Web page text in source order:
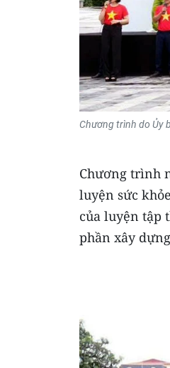
Chương trình do Ủy
Chương trình
luyện sức
của luyện tập
phần xây